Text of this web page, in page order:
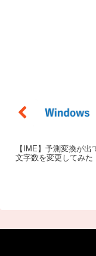
【IME】予測変換が出
文字数を変更してみた